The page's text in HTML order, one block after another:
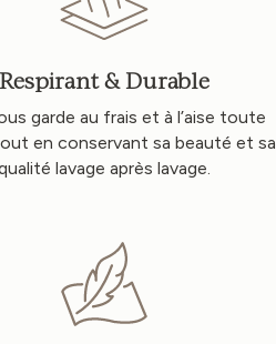
Respirant & Durable
garde au frais et à l’aise toute
en conservant sa beauté et sa
lavage après lavage.